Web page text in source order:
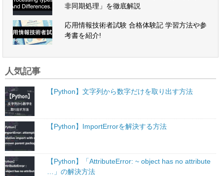
非同期処理」を徹底解説
応用情報技術者試験 合格体験記 学習方法や参
考書を紹介!
人気記事
【Python】文字列から数字だけを取り出す方法
【Python】ImportErrorを解決する方法
【Python】「AttributeError: ~ object has no attribute
…」の解決方法